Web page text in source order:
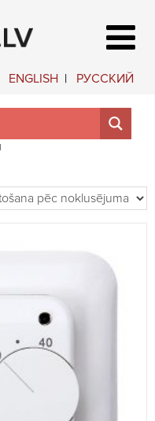
ENGLISH РУССКИЙ